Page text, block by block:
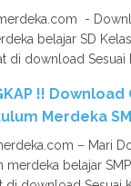
-
belajar SD
di download Sesuai
!! Download
Merdeka
– Mari
merdeka belajar